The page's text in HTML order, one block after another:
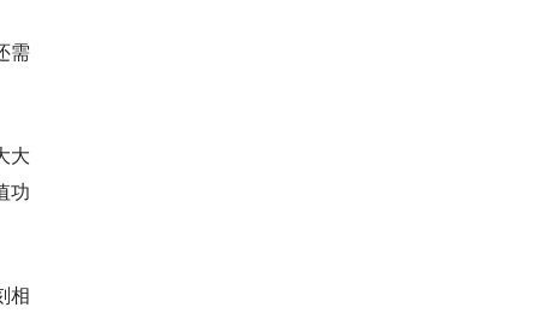
需
大
功
相